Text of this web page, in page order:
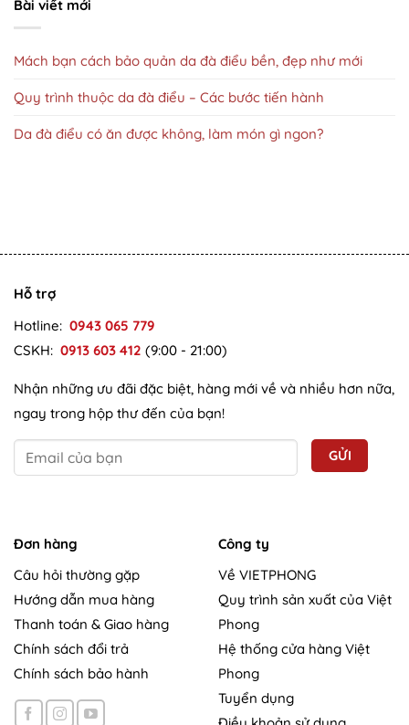
Bài viết mới
Mách bạn cách bảo quản da đà điểu bền, đẹp như mới
Quy trình thuộc da đà điểu – Các bước tiến hành
Da đà điểu có ăn được không, làm món gì ngon?
Hỗ trợ
Hotline: 0943 065 779
CSKH: 0913 603 412 (9:00 - 21:00)
Nhận những ưu đãi đặc biệt, hàng mới về và nhiều hơn nữa,
ngay trong hộp thư đến của bạn!
Đơn hàng
Câu hỏi thường gặp
Hướng dẫn mua hàng
Thanh toán & Giao hàng
Chính sách đổi trả
Chính sách bảo hành
Công ty
Về VIETPHONG
Quy trình sản xuất của Việt
Phong
Hệ thống cửa hàng Việt
Phong
Tuyển dụng